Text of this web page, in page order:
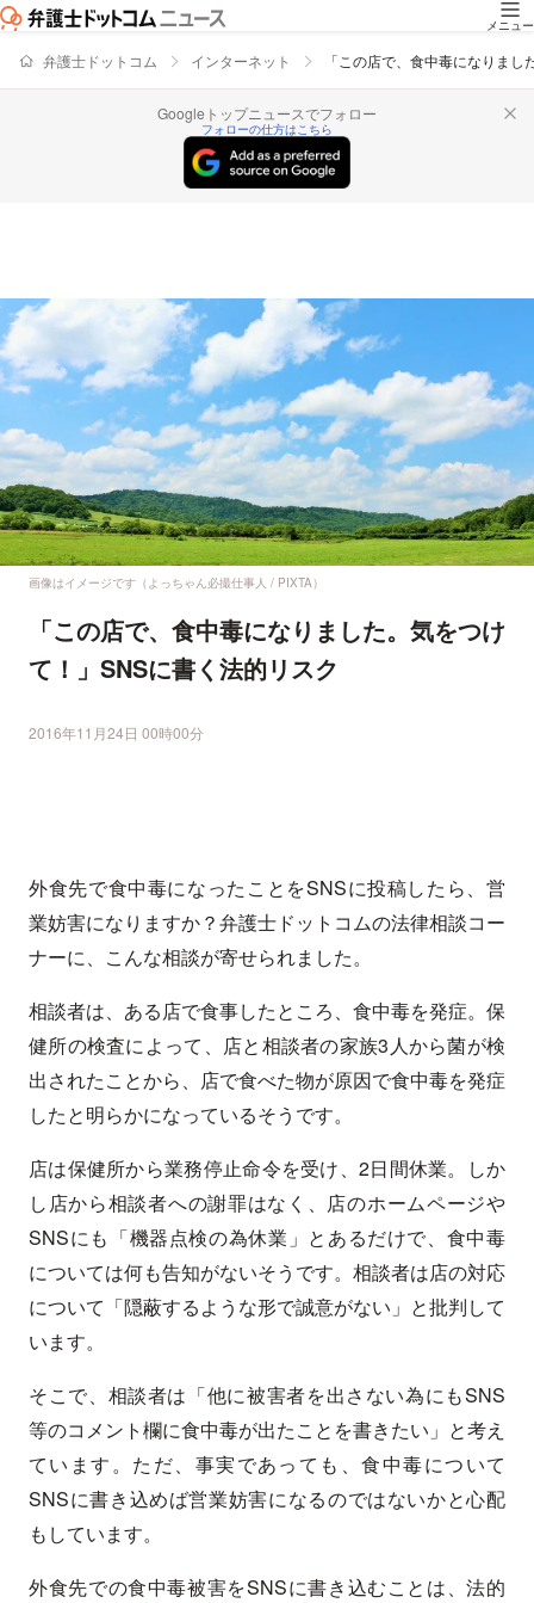
メニュー
弁護士ドットコム インターネット 「この店で、食中毒になりま
Googleトップニュースでフォロー
フォローの仕方はこちら
画像はイメージです（よっちゃん必撮仕事人 / PIXTA）
「この店で、食中毒になりました。気をつけ
て！」SNSに書く法的リスク
2016年11月24日 00時00分
外食先で食中毒になったことをSNSに投稿したら、営
業妨害になりますか？弁護士ドットコムの法律相談コー
ナーに、こんな相談が寄せられました。
相談者は、ある店で食事したところ、食中毒を発症。保
健所の検査によって、店と相談者の家族3人から菌が検
出されたことから、店で食べた物が原因で食中毒を発症
したと明らかになっているそうです。
店は保健所から業務停止命令を受け、2日間休業。しか
し店から相談者への謝罪はなく、店のホームページや
SNSにも「機器点検の為休業」とあるだけで、食中毒
については何も告知がないそうです。相談者は店の対応
について「隠蔽するような形で誠意がない」と批判して
います。
そこで、相談者は「他に被害者を出さない為にもSNS
等のコメント欄に食中毒が出たことを書きたい」と考え
ています。ただ、事実であっても、食中毒について
SNSに書き込めば営業妨害になるのではないかと心配
もしています。
外食先での食中毒被害をSNSに書き込むことは、法的